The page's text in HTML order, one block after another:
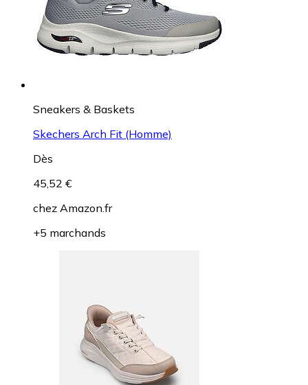
Sneakers & Baskets
Skechers Arch Fit (Homme)
Dès
45,52 €
chez Amazon.fr
+5 marchands